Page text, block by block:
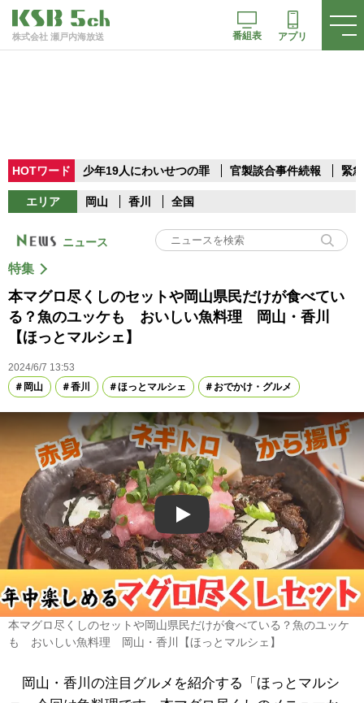
株式会社 瀬戸内海放送 番組表 アプリ
HOTワード 少年19人にわいせつの罪 官製談合事件続報 緊
エリア 岡山 香川 全国
ニュース
特集
本マグロ尽くしのセットや岡山県民だけが食べてい
る？魚のユッケも おいしい魚料理 岡山・香川
【ほっとマルシェ】
2024/6/7 13:53
岡山
香川 ほっとマルシェ おでかけ・グルメ
Play
本マグロ尽くしのセットや岡山県民だけが食べている？魚のユッケ
も おいしい魚料理 岡山・香川【ほっとマルシェ】
岡山・香川の注目グルメを紹介する「ほっとマルシ